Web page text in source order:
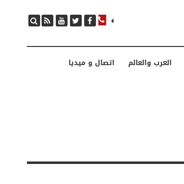
العرب والعالم اتصال و ميديا